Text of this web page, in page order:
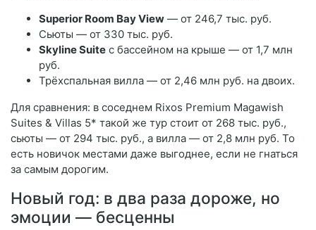
Superior Room Bay View — от 246,7 тыс. руб.
Сьюты — от 330 тыс. руб.
Skyline Suite с бассейном на крыше — от 1,7 млн
руб.
Трёхспальная вилла — от 2,46 млн руб. на двоих.
Для сравнения: в соседнем Rixos Premium Magawish
Suites & Villas 5* такой же тур стоит от 268 тыс. руб.,
сьюты — от 294 тыс. руб., а вилла — от 2,8 млн руб. То
есть новичок местами даже выгоднее, если не гнаться
за самым дорогим.
Новый год: в два раза дороже, но
эмоции — бесценны